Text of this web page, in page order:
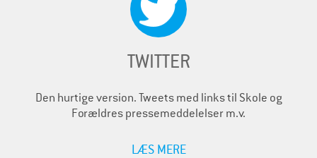
TWITTER
Den hurtige version. Tweets med links til Skole og
Forældres pressemeddelelser m.v.
LÆS MERE